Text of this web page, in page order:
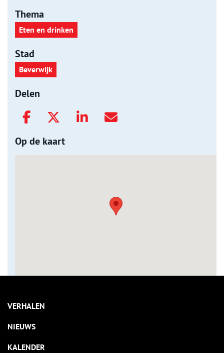
Thema
Eten en drinken
Stad
Beverwijk
Delen
Op de kaart
VERHALEN
NIEUWS
KALENDER